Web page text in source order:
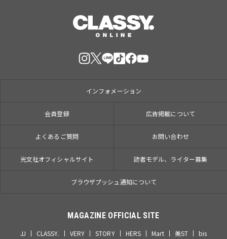
インフォメーション
会員登録 広告掲載について
よくあるご質問 お問い合わせ
光文社オフィシャルサイト 読者モデル、ライター募集
ブラウザプッシュ通知について
MAGAZINE OFFICIAL SITE
JJ CLASSY. VERY STORY HERS Mart 美ST bis